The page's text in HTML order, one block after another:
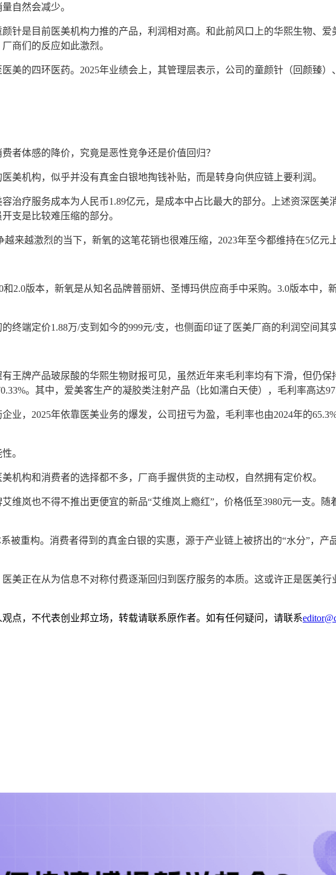
自然会减少。
针是目前医美机构力推的产品，利润相对高。 和此前风口上的华熙生物、爱
商们的反应如此激烈。
美的四环医药。 2025年业绩会上，其管理层表示，公司的童颜针（回颜臻）
者体感的降价，究竟是恶性竞争还是价值回归？
美机构，似乎并没有真金白银地掏钱补贴，而是转身向供应链上要利润。
治疗服务成本为人民币1.89亿元，是成本中占比最大的部分。上述资深医美
支是比较难压缩的部分。
越来越激烈的当下，新氧的这笔花销也很难压缩，2023年至今都维持在5亿元
和2.0版本，新氧是从知名品牌普丽妍、 圣博玛供应商手中采购。 3.0版本中，
终端定价1.88万/支到如今的999元/支，也侧面印证了医美厂商的利润空间其
王牌产品玻尿酸的华熙生物财报可见，虽然近年来毛利率均有下滑， 但仍保
。其中，爱美客生产的凝胶类注射产品（比如濡白天使），毛利率高达
业， 2025年依靠医美业务的爆发，公司扭亏为盈，毛利率也由2024年的
。
美机构和消费者的选择都不多，厂商手握供货的主动权，自然拥有定价权。
维岚也不得不推出更便宜的新品“艾维岚上瘾红”，价格低至3980元一支。随
被重构。消费者得到的真金白银的实惠，源于产业链上被挤出的“水分”， 产
美正在从为信息不对称付费逐渐回归到医疗服务的本质。这或许正是 医美行
点，不代表创业邦立场，转载请联系原作者。如有任何疑问，请联系